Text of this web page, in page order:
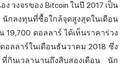
วงจรของ Bitcoin ในปี 2017 เป็น
ลงทุนที่ซื้อใกล้จุดสูงสุดในเดือน
ดอลลาร์ ได้เห็นราคาร่วง
อลลาร์ในเดือนธันวาคม 2018 ซึ่ง
กินเวลานานถึงสิบสองเดือน นัก